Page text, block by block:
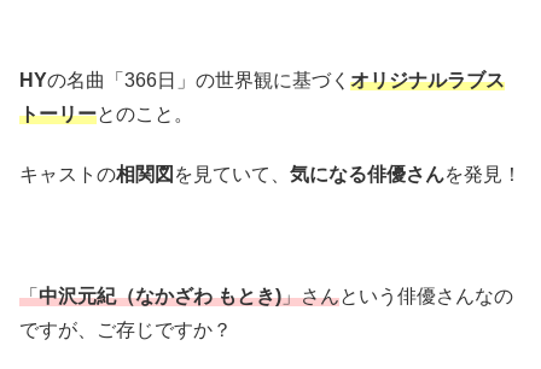
HYの名曲「366日」の世界観に基づく オリジナルラブス
トーリーとのこと。
キャストの相関図 を見ていて、 気になる俳優さんを発見！
「中沢元紀（なかざわ もとき)」さんという俳優さんなの
ですが、ご存じですか？